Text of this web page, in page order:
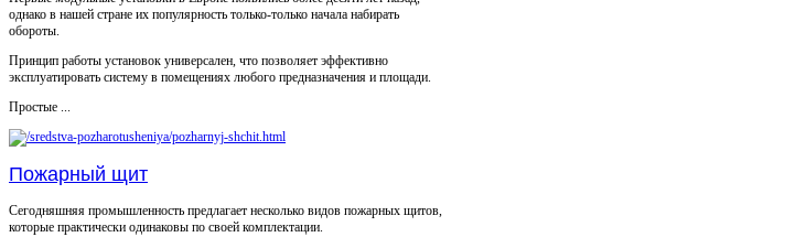
однако в нашей стране их популярность только-только начала набирать
обороты.
Принцип работы установок универсален, что позволяет эффективно
эксплуатировать систему в помещениях любого предназначения и площади.
Простые ...
Пожарный щит
Сегодняшняя промышленность предлагает несколько видов пожарных щитов,
которые практически одинаковы по своей комплектации.